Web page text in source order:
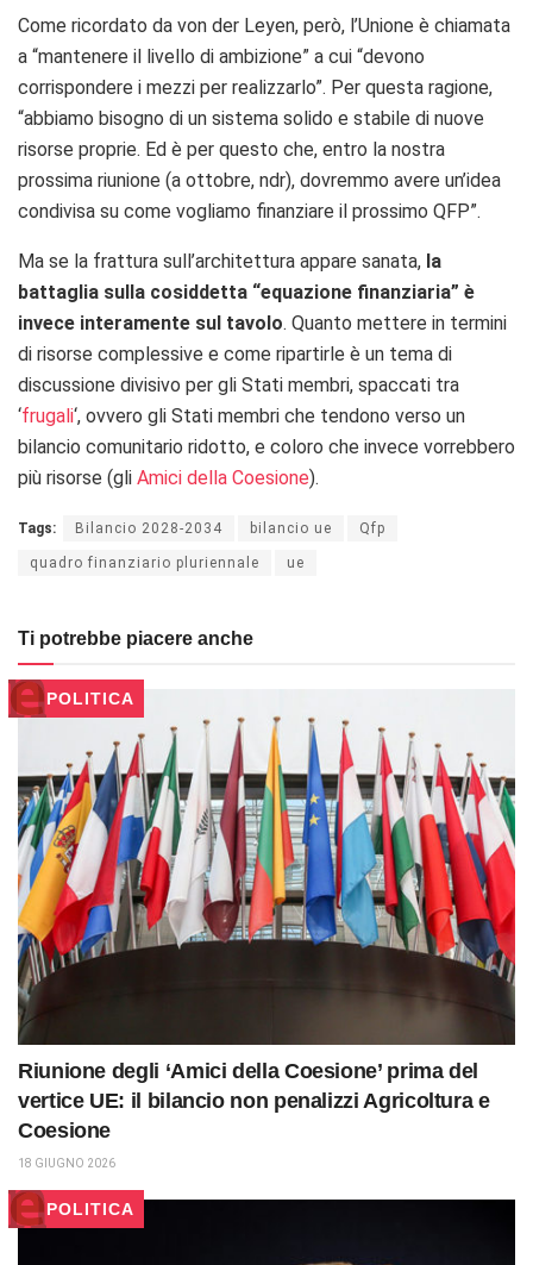
Come ricordato da von der Leyen, però, l’Unione è chiamata
a “mantenere il livello di ambizione” a cui “devono
corrispondere i mezzi per realizzarlo”. Per questa ragione,
“abbiamo bisogno di un sistema solido e stabile di nuove
risorse proprie. Ed è per questo che, entro la nostra
prossima riunione (a ottobre, ndr), dovremmo avere un’idea
condivisa su come vogliamo finanziare il prossimo QFP”.
Ma se la frattura sull’architettura appare sanata, la
battaglia sulla cosiddetta “equazione finanziaria” è
invece interamente sul tavolo. Quanto mettere in termini
di risorse complessive e come ripartirle è un tema di
discussione divisivo per gli Stati membri, spaccati tra
‘frugali‘, ovvero gli Stati membri che tendono verso un
bilancio comunitario ridotto, e coloro che invece vorrebbero
più risorse (gli Amici della Coesione).
Tags: Bilancio 2028-2034 bilancio ue Qfp
quadro finanziario pluriennale ue
Ti potrebbe piacere anche
POLITICA
Riunione degli ‘Amici della Coesione’ prima del
vertice UE: il bilancio non penalizzi Agricoltura e
Coesione
18 GIUGNO 2026
POLITICA